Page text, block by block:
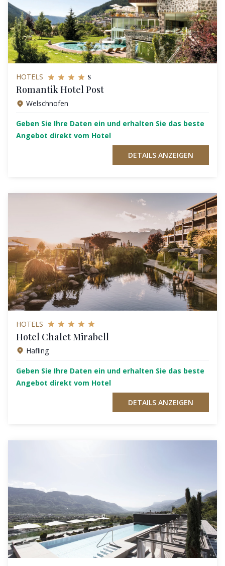
HOTELS s
Romantik Hotel Post
Welschnofen
Geben Sie Ihre Daten ein und erhalten Sie das beste
Angebot direkt vom Hotel
DETAILS ANZEIGEN
HOTELS
Hotel Chalet Mirabell
Hafling
Geben Sie Ihre Daten ein und erhalten Sie das beste
Angebot direkt vom Hotel
DETAILS ANZEIGEN